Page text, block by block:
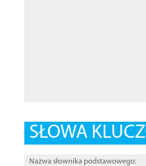
SŁOWA
Nazwa słownika podstawowego: